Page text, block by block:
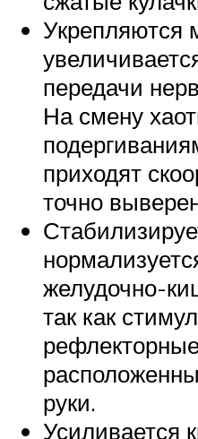
Укрепляются
передачи
На смену
приходят
точно
желудочно-
так как
руки.
Усиливается